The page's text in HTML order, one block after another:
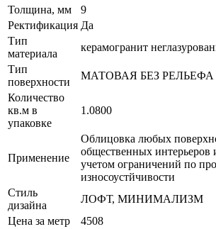
Толщина, мм
9
Ректификация Да
Тип
материала
керамогранит
Тип
поверхности
МАТОВАЯ БЕЗ РЕЛЬЕФА
Количество
кв.м в
упаковке
1.0800
Применение
Облицовка любых
общественных интерьеров
учетом ограничений по
износоустйчивости
Стиль
дизайна
ЛОФТ, МИНИМАЛИЗМ
Цена за метр
4508